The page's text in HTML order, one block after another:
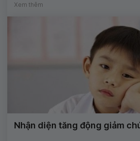
Xem thêm
Nhận diện tăng động giảm